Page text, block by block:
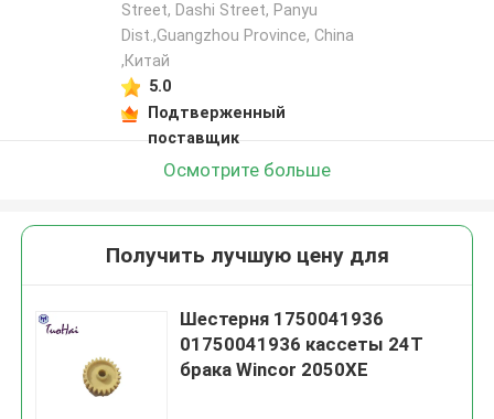
Street, Dashi Street, Panyu
Dist.,Guangzhou Province, China
,Китай
5.0
Подтверженный
поставщик
Осмотрите больше
Получить лучшую цену для
Шестерня 1750041936
01750041936 кассеты 24T
брака Wincor 2050XE